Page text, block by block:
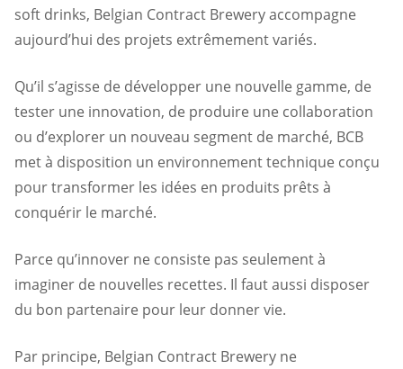
soft drinks, Belgian Contract Brewery accompagne
aujourd’hui des projets extrêmement variés.
Qu’il s’agisse de développer une nouvelle gamme, de
tester une innovation, de produire une collaboration
ou d’explorer un nouveau segment de marché, BCB
met à disposition un environnement technique conçu
pour transformer les idées en produits prêts à
conquérir le marché.
Parce qu’innover ne consiste pas seulement à
imaginer de nouvelles recettes. Il faut aussi disposer
du bon partenaire pour leur donner vie.
Par principe, Belgian Contract Brewery ne